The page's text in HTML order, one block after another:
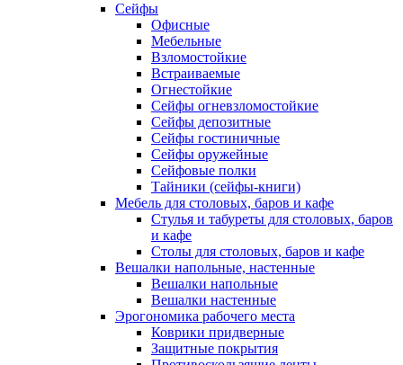
Сейфы
Офисные
Мебельные
Взломостойкие
Встраиваемые
Огнестойкие
Сейфы огневзломостойкие
Сейфы депозитные
Сейфы гостиничные
Сейфы оружейные
Сейфовые полки
Тайники (сейфы-книги)
Мебель для столовых, баров и кафе
Стулья и табуреты для столовых, баров
и кафе
Столы для столовых, баров и кафе
Вешалки напольные, настенные
Вешалки напольные
Вешалки настенные
Эрогономика рабочего места
Коврики придверные
Защитные покрытия